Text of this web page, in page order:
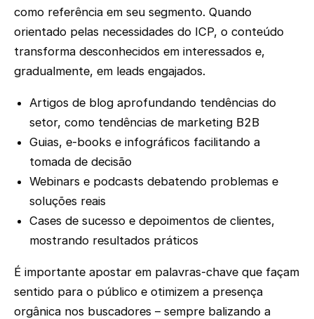
como referência em seu segmento. Quando
orientado pelas necessidades do ICP, o conteúdo
transforma desconhecidos em interessados e,
gradualmente, em leads engajados.
Artigos de blog aprofundando tendências do
setor, como tendências de marketing B2B
Guias, e-books e infográficos facilitando a
tomada de decisão
Webinars e podcasts debatendo problemas e
soluções reais
Cases de sucesso e depoimentos de clientes,
mostrando resultados práticos
É importante apostar em palavras-chave que façam
sentido para o público e otimizem a presença
orgânica nos buscadores – sempre balizando a